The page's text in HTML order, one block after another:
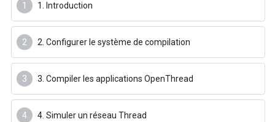
1. Introduction
2. Configurer le système de compilation
3. Compiler les applications OpenThread
4. Simuler un réseau Thread